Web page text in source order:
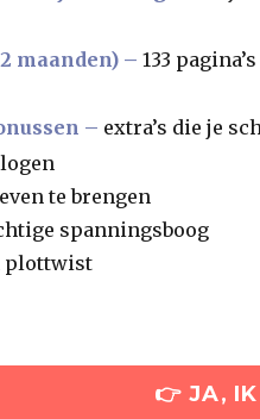
maanden) –133
– extra’s die je
te brengen
spanningsboog
plottwist
👉 JA,